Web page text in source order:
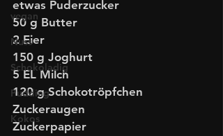
vegan
Nuss
Schokoladig
Pudding
Kokos
etwas Puderzucker
50 g Butter
2 Eier
150 g Joghurt
5 EL Milch
120 g Schokotröpfchen
Zuckeraugen
Zuckerpapier